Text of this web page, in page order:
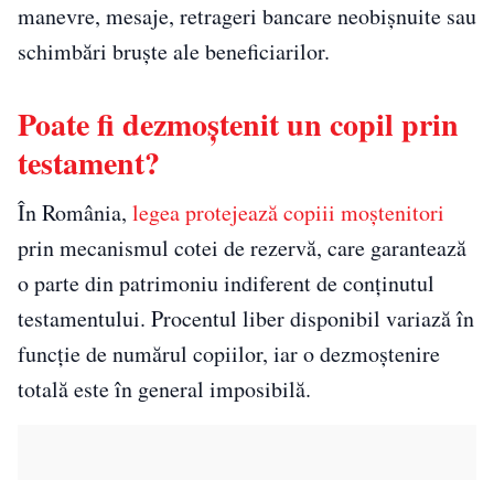
manevre, mesaje, retrageri bancare neobișnuite sau
schimbări bruște ale beneficiarilor.
Poate fi dezmoștenit un copil prin
testament?
În România, legea protejează copiii moștenitori
prin mecanismul cotei de rezervă, care garantează
o parte din patrimoniu indiferent de conținutul
testamentului. Procentul liber disponibil variază în
funcție de numărul copiilor, iar o dezmoștenire
totală este în general imposibilă.